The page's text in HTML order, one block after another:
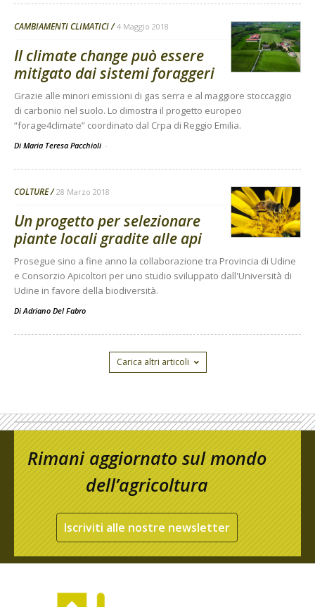
CAMBIAMENTI CLIMATICI 4 Maggio 2018
Il climate change può essere
mitigato dai sistemi foraggeri
Grazie alle minori emissioni di gas serra e al maggiore stoccaggio
di carbonio nel suolo. Lo dimostra il progetto europeo
“forage4climate” coordinato dal Crpa di Reggio Emilia.
Di Maria Teresa Pacchioli -
COLTURE 28 Marzo 2018
Un progetto per selezionare
piante locali gradite alle api
Prosegue sino a fine anno la collaborazione tra Provincia di Udine
e Consorzio Apicoltori per uno studio sviluppato dall'Università di
Udine in favore della biodiversità.
DiAdriano Del Fabro
Carica altri articoli
Rimani aggiornato sul mondo
dell’agricoltura
Iscriviti alle nostre newsletter